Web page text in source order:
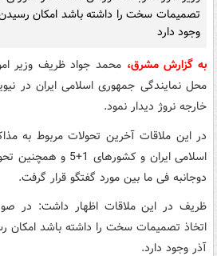
وجود دارد
به گزارش مشرق، محمد جواد ظریف وزیر
محل نمایندگی جمهوری اسلامی ایران در
خارجه نروژ دیدار نمود.
در این ملاقات آخرین تحولات مربوط به
اسلامی ایران و
دوجانبه فی ما بین مورد گفتگو قرار گرفت.
ظریف در این ملاقات اظهار داشت: در
آذر وجود دارد.